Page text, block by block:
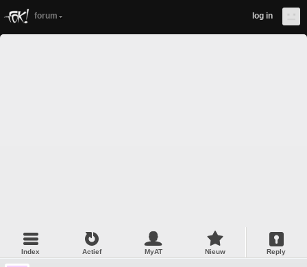
forum log in
Index Actief MyAT Nieuw Reply